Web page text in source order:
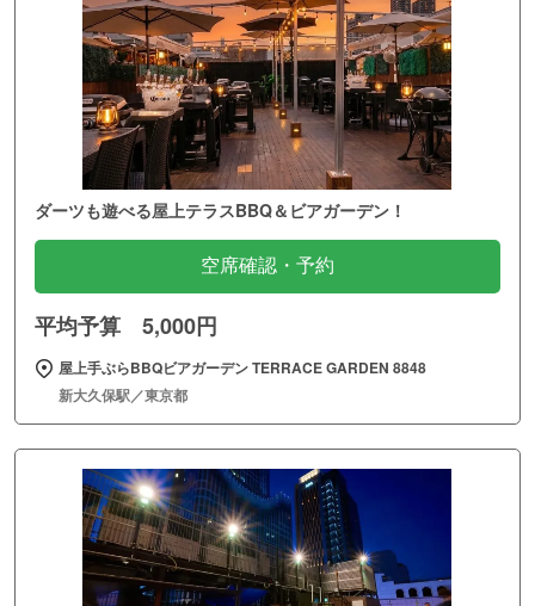
ダーツも遊べる屋上テラスBBQ＆ビアガーデン！
空席確認・予約
平均予算 5,000円
屋上手ぶらBBQビアガーデン TERRACE GARDEN 8848
新大久保駅／東京都